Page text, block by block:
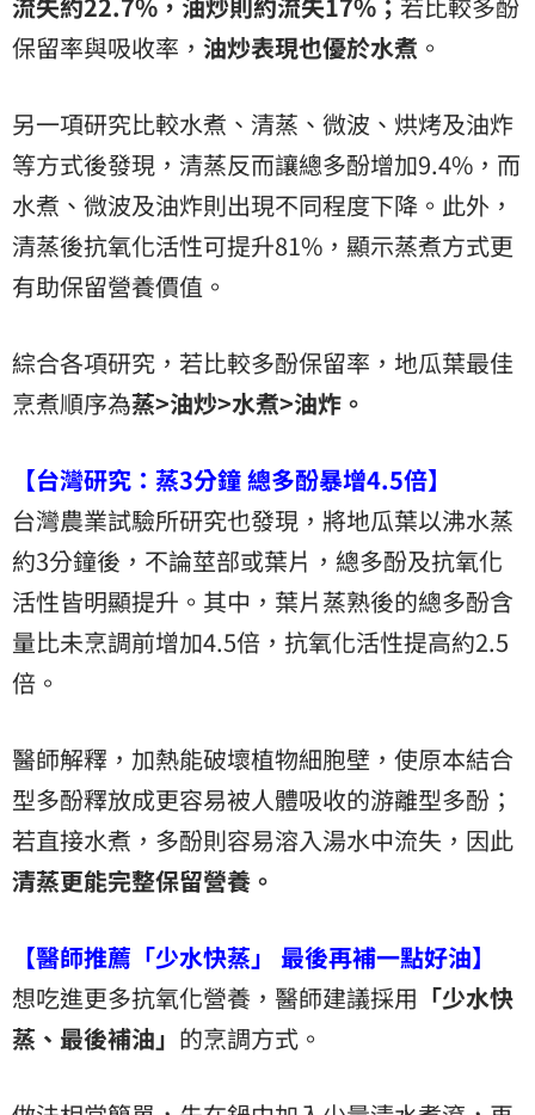
保留率與吸收率， 油炒表現也優於水煮 。
另一項研究比較水煮、清蒸、微波、烘烤及油炸
等方式後發現，清蒸反而讓總多酚增加9.4%，而
水煮、微波及油炸則出現不同程度下降。此外，
清蒸後抗氧化活性可提升81%，顯示蒸煮方式更
有助保留營養價值。
綜合各項研究，若比較多酚保留率，地瓜葉最佳
烹煮順序為蒸>油炒>水煮>油炸。
【台灣研究：蒸3分鐘 總多酚暴增4.5倍】
台灣農業試驗所研究也發現，將地瓜葉以沸水蒸
約3分鐘後，不論莖部或葉片，總多酚及抗氧化
活性皆明顯提升。其中，葉片蒸熟後的總多酚含
量比未烹調前增加4.5倍，抗氧化活性提高約2.5
倍。
醫師解釋，加熱能破壞植物細胞壁，使原本結合
型多酚釋放成更容易被人體吸收的游離型多酚；
若直接水煮，多酚則容易溶入湯水中流失，因此
清蒸更能完整保留營養。
【醫師推薦「少水快蒸」 最後再補一點好油】
想吃進更多抗氧化營養，醫師建議採用 「少水快
蒸、最後補油」 的烹調方式。